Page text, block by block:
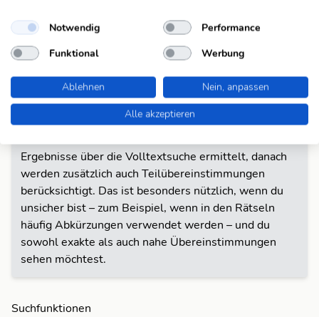
Option ignoriert Teilübereinstimmungen und
berücksichtigt nur exakte Wortformen. Verwende
diesen Modus, wenn du ganz sicher wissen möchtest,
ob genau diese Formulierung vorhanden ist.
Hybrid Suche:
Dieser Modus kombiniert die Vorteile der Volltext-
Ergebnisse über die Volltextsuche ermittelt, danach
werden zusätzlich auch Teilübereinstimmungen
berücksichtigt. Das ist besonders nützlich, wenn du
unsicher bist – zum Beispiel, wenn in den Rätseln
häufig Abkürzungen verwendet werden – und du
sowohl exakte als auch nahe Übereinstimmungen
sehen möchtest.
Suchfunktionen
Notwendig
Performance
Funktional
Werbung
Ablehnen
Nein, anpassen
Alle akzeptieren